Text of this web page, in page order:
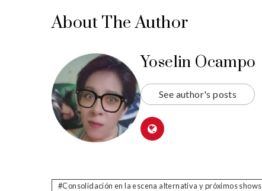
About The Author
Yoselin Ocampo
See author's posts
Consolidación en la escena alternativa y próximos shows